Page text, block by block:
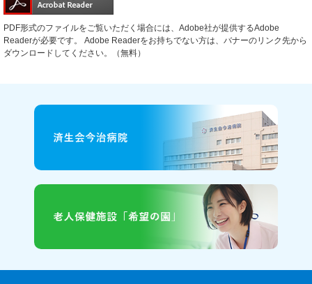
PDF形式のファイルをご覧いただく場合には、Adobe社が提供するAdobe
Readerが必要です。
Adobe Readerをお持ちでない方は、バナーのリンク先から
ダウンロードしてください。（無料）